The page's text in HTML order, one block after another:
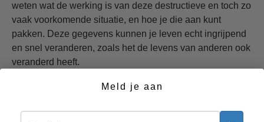
weten wat de werking is van deze destructieve en toch zo
vaak voorkomende situatie, en hoe je die aan kunt
pakken. Deze gegevens kunnen je leven echt ingrijpend
en snel veranderen, zoals het de levens van anderen ook
veranderd heeft.
GRATIS ONLINE CURSUSSEN
Meld je aan